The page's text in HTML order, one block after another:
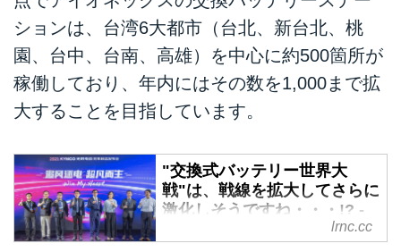
ションは、台湾6大都市（台北、新台北、桃
園、台中、台南、高雄）を中心に約500箇所が
稼働しており、年内にはその数を1,000まで拡
大することを目指しています。
"交換式バッテリー世界大
戦"は、戦線を拡大してさらに
激化しそうですね・・・!? -
LAWRENCE - Motorcycle x
lrnc.cc